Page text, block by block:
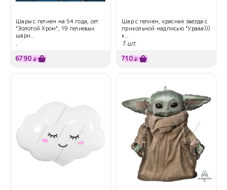
Шары с гелием на 54 года, сет
"Золотой Хром", 19 гелиевых
шари...
.
6790 ₽
Шар с гелием, красная звезда с
прикольной надписью "Урааа)))
к...
1 шт.
710 ₽